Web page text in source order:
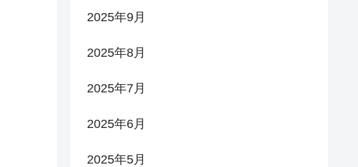
2025年9月
2025年8月
2025年7月
2025年6月
2025年5月